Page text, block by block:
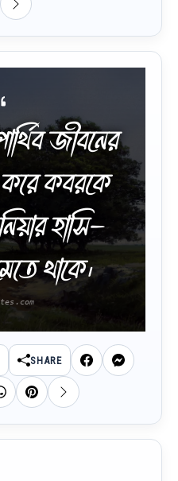
জীবনের
কবরকে
হাসি-
থাকে।
SHARE